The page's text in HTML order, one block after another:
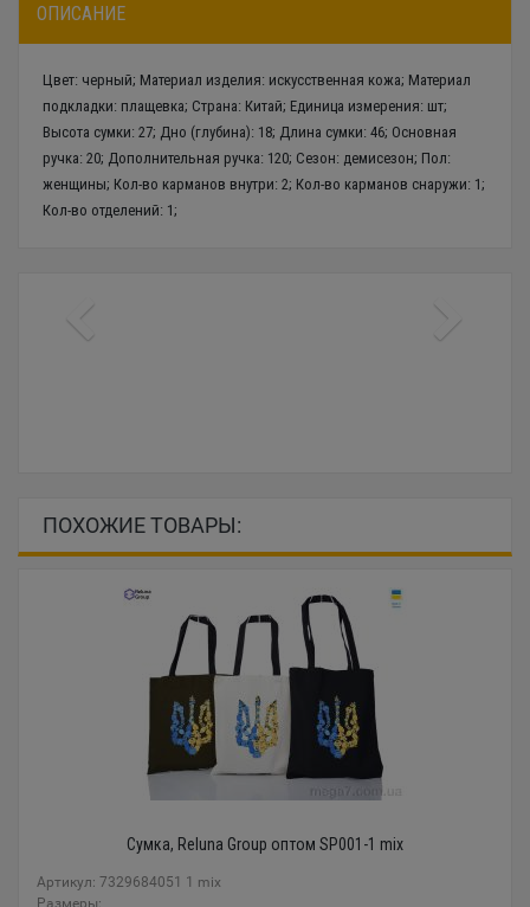
ОПИСАНИЕ
Цвет: черный; Материал изделия: искусственная кожа; Материал
подкладки: плащевка; Страна: Китай; Единица измерения: шт;
Высота сумки: 27; Дно (глубина): 18; Длина сумки: 46; Основная
ручка: 20; Дополнительная ручка: 120; Сезон: демисезон; Пол:
женщины; Кол-во карманов внутри: 2; Кол-во карманов снаружи: 1;
Кол-во отделений: 1;
ПОХОЖИЕ ТОВАРЫ:
Сумка, Reluna Group оптом SP001-1 mix
Артикул: 7329684051 1 mix
Размеры: